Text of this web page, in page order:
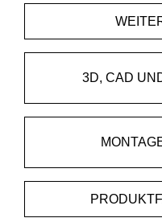
3D, CAD